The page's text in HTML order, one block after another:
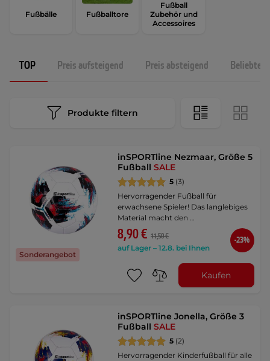
Fußbälle Fußballtore
Fußball
Zubehör und
Accessoires
TOP Preis aufsteigend Preis absteigend
Produkte filtern
Sonderangebot
inSPORTline Nezmaar, Größe 5
FußballSALE
5 (3)
Hervorragender Fußball für
erwachsene Spieler! Das langlebiges
Material macht den …
8,90 € 11,50 €
auf Lager – 12.8. bei Ihnen
-23%
Kaufen
inSPORTline Jonella, Größe 3
FußballSALE
5 (2)
Hervorragender Kinderfußball für alle